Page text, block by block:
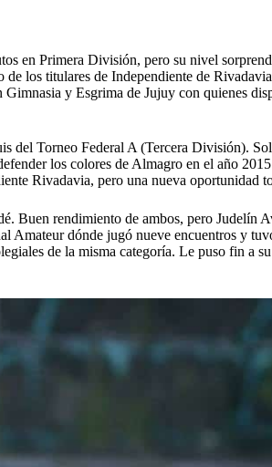
en Primera División, pero su nivel
los titulares de Independiente de
Gimnasia y Esgrima de Jujuy con quienes
del Torneo Federal A (Tercera División).
los colores de Almagro en el año
Rivadavia, pero una nueva oportunidad
Buen rendimiento de ambos, pero Judelín
dónde jugó nueve encuentros y
de la misma categoría. Le puso fin a